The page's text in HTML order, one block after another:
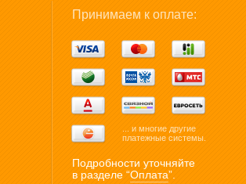
Принимаем к оплате:
... и многие другие
платежные системы.
Подробности уточняйте
в разделе “Оплата”.